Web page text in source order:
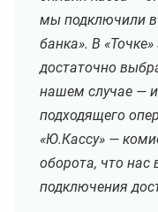
мы подключили в
банка». В
достаточно
нашем случае —
подходящего
«Ю.Кассу» —
оборота, что нас
подключения